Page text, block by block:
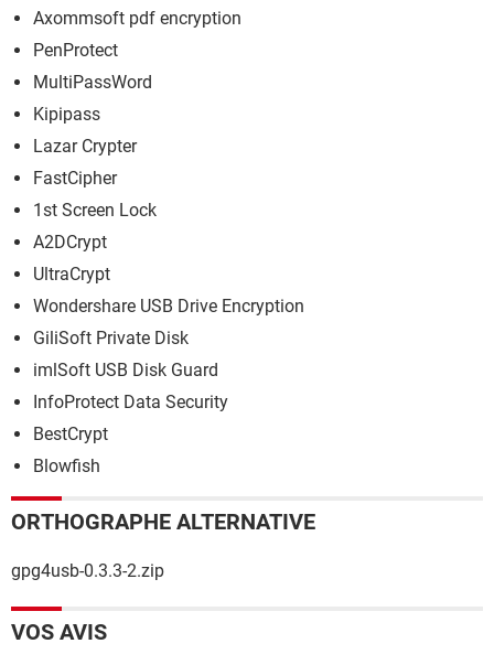
Axommsoft pdf encryption
PenProtect
MultiPassWord
Kipipass
Lazar Crypter
FastCipher
1st Screen Lock
A2DCrypt
UltraCrypt
Wondershare USB Drive Encryption
GiliSoft Private Disk
imlSoft USB Disk Guard
InfoProtect Data Security
BestCrypt
Blowfish
ORTHOGRAPHE ALTERNATIVE
gpg4usb-0.3.3-2.zip
VOS AVIS